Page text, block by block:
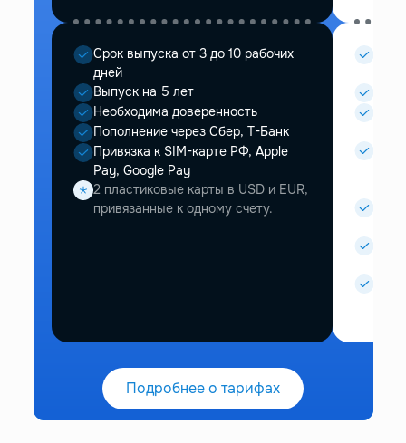
Срок выпуска от 3 до 10 рабочих
дней
Выпуск на 5 лет
Необходима доверенность
Пополнение через Сбер, Т-Банк
Привязка к SIM-карте РФ, Apple
Pay, Google Pay
2 пластиковые карты в USD и EUR,
привязанные к одному счету.
Подробнее о тарифах